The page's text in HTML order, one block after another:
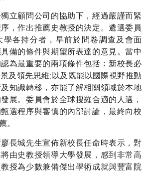
立顧問公司的協助下，經過嚴謹而緊
，作出推薦史教授的決定。遴選委員
學各持分者，早前於問卷調查及會面
備的條件與期望所表達的意見。當中
為最重要的兩項條件包括﹕新校長必
及領先思維;以及既能以國際視野推動
知識轉移，亦能了解相關領域於本地
展。委員會於全球搜羅合適的人選，
選程序與審慎的內部討論，最終向校
。
長城先生宣佈新校長任命時表示，對
由史教授領導大學發展，感到非常高
授為少數兼備傑出學術成就與豐富院